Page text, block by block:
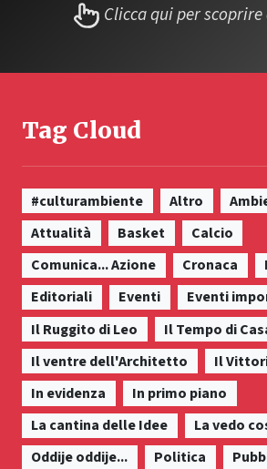
Clicca qui per
Tag Cloud
#culturambiente Altro
Attualità
Basket
Calcio
Comunica... Azione
Cronaca
Editoriali
Eventi
Eventi
Il Ruggito di Leo
Il Tempo di
Il ventre dell'Architetto
Il
In evidenza
In primo piano
La cantina delle Idee
La vedo
Oddije oddije...
Politica